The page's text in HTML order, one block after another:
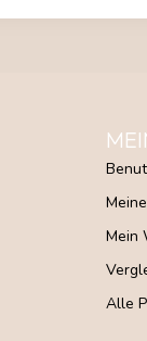
Mein
Alle